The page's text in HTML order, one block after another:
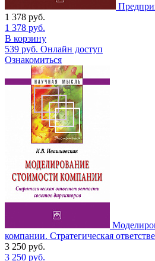
1 378 руб.
1 378 руб.
В корзину
539 руб. Онлайн доступ
Ознакомиться
компании. Стратегическая
3 250 руб.
3 250 руб.